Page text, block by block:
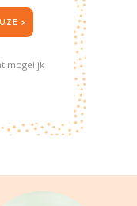
JOUW NIEUWSBRIEFKEUZE >
mogelijk